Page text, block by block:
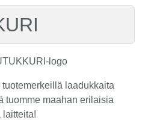
laadukkaita
tuomme maahan erilaisia
laitteita!